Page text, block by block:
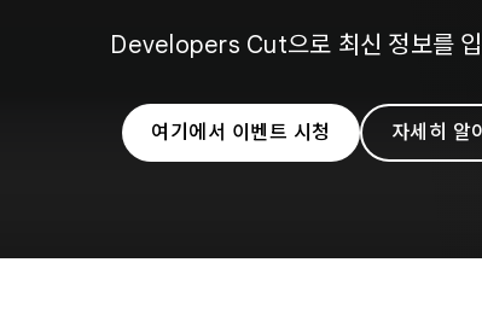
Developers Cut으로 최신 정보를
여기에서 이벤트 시청 자세히 알